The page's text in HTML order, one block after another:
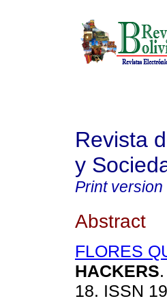
Revista
y
Print version
Abstract
FLORES
HACKERS.
18. ISSN